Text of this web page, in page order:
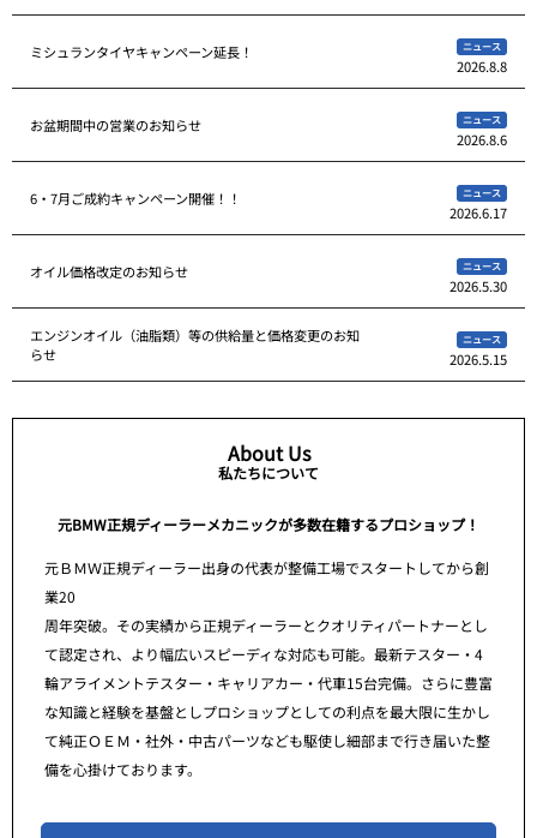
ミシュランタイヤキャンペーン延長！ ニュース
2026.8.8
お盆期間中の営業のお知らせ ニュース
2026.8.6
6・7月ご成約キャンペーン開催！！ ニュース
2026.6.17
オイル価格改定のお知らせ ニュース
2026.5.30
エンジンオイル（油脂類）等の供給量と価格変更のお知
らせ
ニュース
2026.5.15
About Us
私たちについて
元BMW正規ディーラーメカニックが多数在籍するプロショップ！
元ＢＭＷ正規ディーラー出身の代表が整備工場でスタートしてから創
業20
周年突破。その実績から正規ディーラーとクオリティパートナーとし
て認定され、より幅広いスピーディな対応も可能。最新テスター・4
輪アライメントテスター・キャリアカー・代車15台完備。さらに豊富
な知識と経験を基盤としプロショップとしての利点を最大限に生かし
て純正ＯＥＭ・社外・中古パーツなども駆使し細部まで行き届いた整
備を心掛けております。